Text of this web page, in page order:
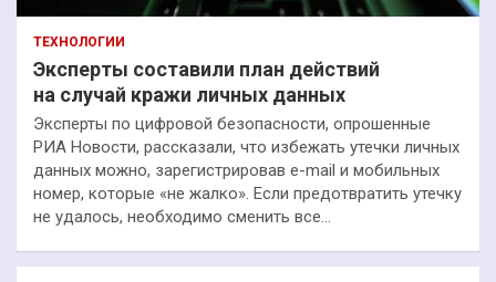
ТЕХНОЛОГИИ
Эксперты составили план действий
на случай кражи личных данных
Эксперты по цифровой безопасности, опрошенные
РИА Новости, рассказали, что избежать утечки личных
данных можно, зарегистрировав e-mail и мобильных
номер, которые «не жалко». Если предотвратить утечку
не удалось, необходимо сменить все…